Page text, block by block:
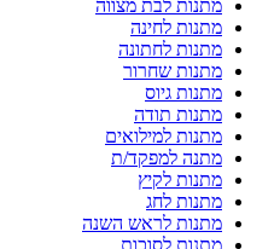
מתנות לבת מצווה
מתנות לחינה
מתנות לחתונה
מתנות שחרור
מתנות גיוס
מתנות תודה
מתנות למילואים
מתנה למפקד/ת
מתנות לקיץ
מתנות לחג
מתנות לראש השנה
מתנות לסוכות